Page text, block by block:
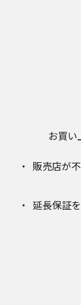
のお
内容
する
に提供
窓口に
書は
掲載
があ
いる
いる
相違
の取
合わ
お買い
販売店が
延長保証